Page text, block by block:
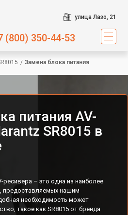
улица Лазо, 21
(800) 350-44-53
/ Замена блока питания
питания AV-
SR8015 в
ресивера – это одна из наиболее
предоставляемых нашим
необходимость может
такое как SR8015 от бренда